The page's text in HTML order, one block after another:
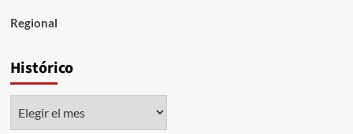
Regional
Histórico